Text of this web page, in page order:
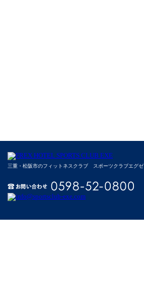
三重・松阪市のフィットネスクラブ スポーツクラブエグゼ